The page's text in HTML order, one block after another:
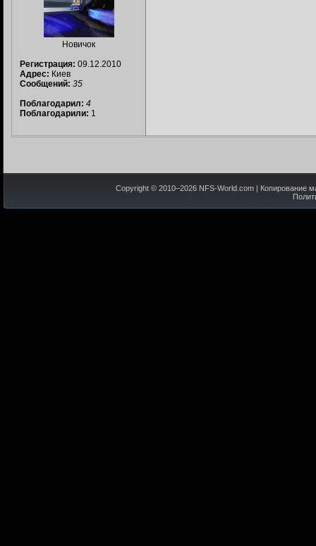
Новичок
Регистрация: 09.12.2010
Адрес: Киев
Сообщений: 35
Поблагодарил: 4
Поблагодарили: 1
Copyright © 2010–2026 NFS-World.com | Копирование